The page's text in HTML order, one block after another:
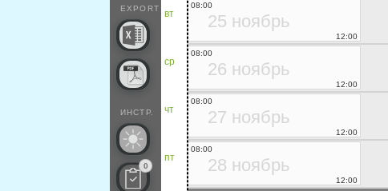
EXPORT
ИНСТР.
0
вт
ср
чт
пт
25 ноябрь
08:00
12:00
26 ноябрь
08:00
12:00
27 ноябрь
08:00
12:00
28 ноябрь
08:00
12:00